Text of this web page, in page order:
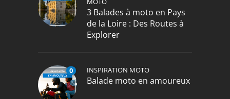
3 Balades à moto en Pays
de la Loire : Des Routes à
Explorer
0 INSPIRATION MOTO
Balade moto en amoureux